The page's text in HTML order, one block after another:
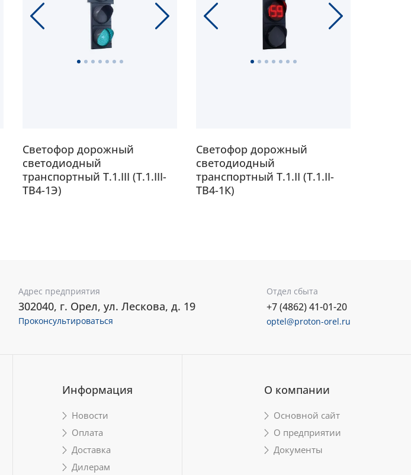
Светофор дорожный
светодиодный
транспортный Т.1.III (Т.1.III-
ТВ4-1Э)
Светофор дорожный
светодиодный
транспортный Т.1.II (Т.1.II-
ТВ4-1К)
Адрес предприятия
302040, г. Орел, ул. Лескова, д. 19
Проконсультироваться
Отдел сбыта
+7 (4862) 41-01-20
optel@proton-orel.ru
Информация
Новости
Оплата
Доставка
Дилерам
О компании
Основной сайт
О предприятии
Документы